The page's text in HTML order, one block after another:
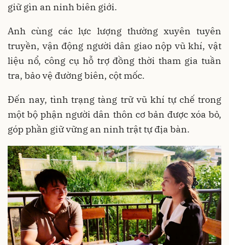
giữ gìn an ninh biên giới.
Anh cùng các lực lượng thường xuyên tuyên
truyền, vận động người dân giao nộp vũ khí, vật
liệu nổ, công cụ hỗ trợ đồng thời tham gia tuần
tra, bảo vệ đường biên, cột mốc.
Đến nay, tình trạng tàng trữ vũ khí tự chế trong
một bộ phận người dân thôn cơ bản được xóa bỏ,
góp phần giữ vững an ninh trật tự địa bàn.